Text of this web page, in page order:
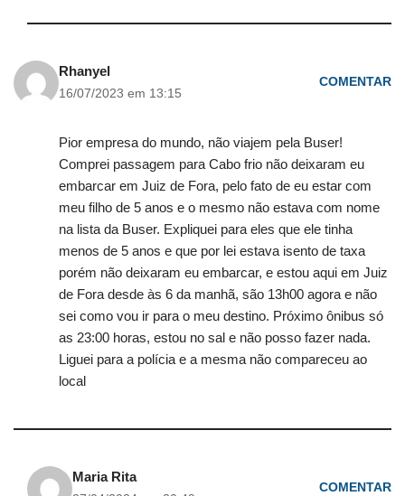
Rhanyel
16/07/2023 em 13:15
COMENTAR
Pior empresa do mundo, não viajem pela Buser!
Comprei passagem para Cabo frio não deixaram eu
embarcar em Juiz de Fora, pelo fato de eu estar com
meu filho de 5 anos e o mesmo não estava com nome
na lista da Buser. Expliquei para eles que ele tinha
menos de 5 anos e que por lei estava isento de taxa
porém não deixaram eu embarcar, e estou aqui em Juiz
de Fora desde às 6 da manhã, são 13h00 agora e não
sei como vou ir para o meu destino. Próximo ônibus só
as 23:00 horas, estou no sal e não posso fazer nada.
Liguei para a polícia e a mesma não compareceu ao
local
Maria Rita
COMENTAR